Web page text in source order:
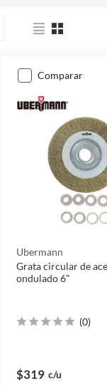
comparar
Ubermann
Grata circular de
ondulado 6"
(0)
$319 c/u